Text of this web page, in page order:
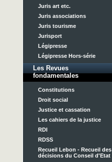
Juris art etc.
Juris associations
Juris tourisme
Jurisport
Légipresse
Légipresse Hors-série
Les Revues
fondamentales
Constitutions
Droit social
Justice et cassation
Les cahiers de la justice
RDI
RDSS
Recueil Lebon - Recueil des
décisions du Conseil d'Etat